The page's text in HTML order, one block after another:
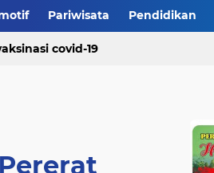
Pariwisata Pendidikan
covid-19